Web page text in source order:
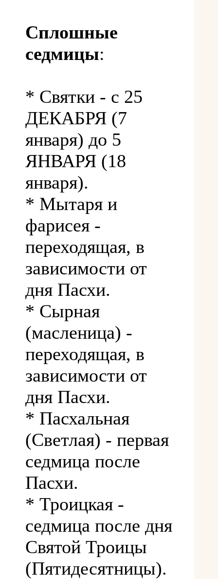
Сплошные
седмицы:
* Святки - с 25
ДЕКАБРЯ (7
января) до 5
ЯНВАРЯ (18
января).
* Мытаря и
фарисея -
переходящая, в
зависимости от
дня Пасхи.
* Сырная
(масленица) -
переходящая, в
зависимости от
дня Пасхи.
* Пасхальная
(Светлая) - первая
седмица после
Пасхи.
* Троицкая -
седмица после дня
Святой Троицы
(Пятидесятницы).